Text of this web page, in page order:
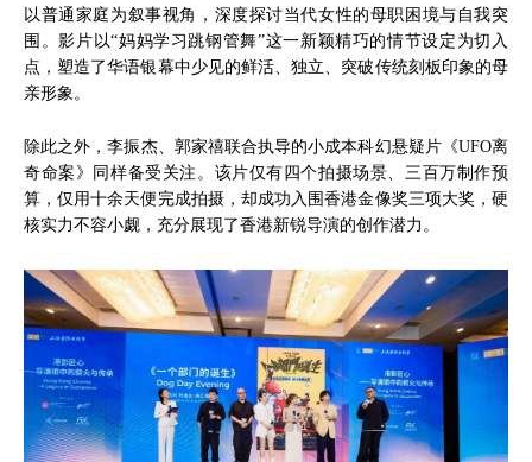
以普通家庭为叙事视角，深度探讨当代女性的母职困境与自我突
围。影片以“妈妈学习跳钢管舞”这一新颖精巧的情节设定为切入
点，塑造了华语银幕中少见的鲜活、独立、突破传统刻板印象的母
亲形象。
除此之外，李振杰、郭家禧联合执导的小成本科幻悬疑片《UFO离
奇命案》同样备受关注。该片仅有四个拍摄场景、三百万制作预
算，仅用十余天便完成拍摄，却成功入围香港金像奖三项大奖，硬
核实力不容小觑，充分展现了香港新锐导演的创作潜力。